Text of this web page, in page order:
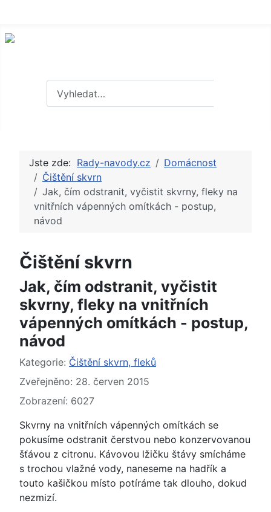
Jste zde: Rady-navody.cz
Domácnost
Čištění skvrn
Jak, čím odstranit, vyčistit skvrny, fleky na
vnitřních vápenných omítkách - postup,
návod
Čištění skvrn
Jak, čím odstranit, vyčistit
skvrny, fleky na vnitřních
vápenných omítkách - postup,
návod
Základní údaje
Kategorie: Čištění skvrn, fleků
Zveřejněno: 28. červen 2015
Zobrazení: 6027
Skvrny na vnitřních vápenných omítkách se
pokusíme odstranit čerstvou nebo konzervovanou
šťávou z citronu. Kávovou lžičku štávy smícháme
s trochou vlažné vody, naneseme na hadřík a
touto kašičkou místo potíráme tak dlouho, dokud
nezmizí.